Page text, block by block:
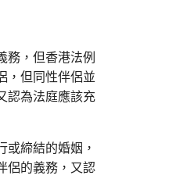
務，但香港法例
，但同性伴侶並
認為法庭應該充
締結的婚姻，
侶的義務，又認